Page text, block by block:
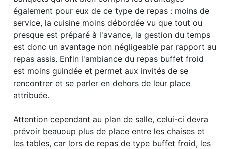
également pour eux de ce type de repas : moins de
service, la cuisine moins débordée vu que tout ou
presque est préparé à l'avance, la gestion du temps
est donc un avantage non négligeable par rapport au
repas assis. Enfin l'ambiance du repas buffet froid
est moins guindée et permet aux invités de se
rencontrer et se parler en dehors de leur place
attribuée.
Attention cependant au plan de salle, celui-ci devra
prévoir beauoup plus de place entre les chaises et
les tables, car lors de repas de type buffet froid, les